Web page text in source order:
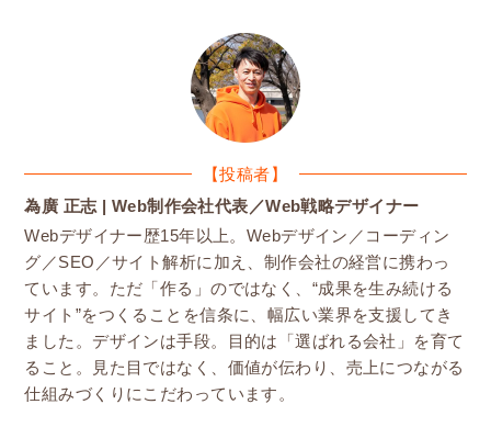
【投稿者】
為廣 正志 | Web制作会社代表／Web戦略デザイナー
Webデザイナー歴15年以上。Webデザイン／コーディン
グ／SEO／サイト解析に加え、制作会社の経営に携わっ
ています。ただ「作る」のではなく、“成果を生み続ける
サイト”をつくることを信条に、幅広い業界を支援してき
ました。デザインは手段。目的は「選ばれる会社」を育て
ること。見た目ではなく、価値が伝わり、売上につながる
仕組みづくりにこだわっています。